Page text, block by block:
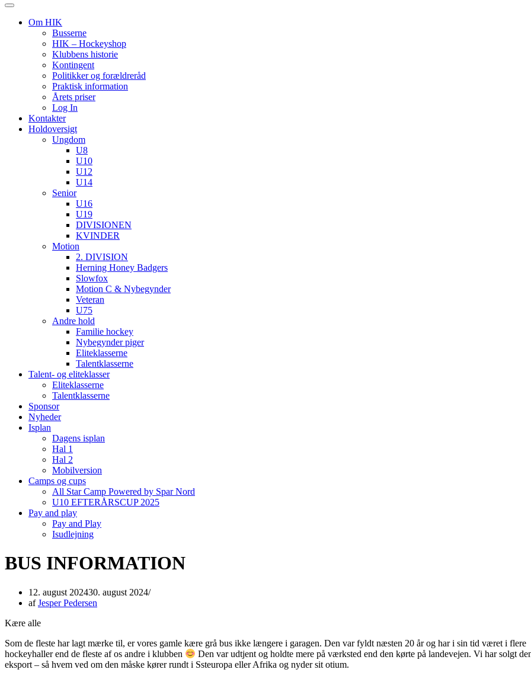
Om HIK
Busserne
HIK – Hockeyshop
Klubbens historie
Kontingent
Politikker og forældreråd
Praktisk information
Årets priser
Log In
Kontakter
Holdoversigt
Ungdom
U8
U10
U12
U14
Senior
U16
U19
DIVISIONEN
KVINDER
Motion
2. DIVISION
Herning Honey Badgers
Slowfox
Motion C & Nybegynder
Veteran
U75
Andre hold
Familie hockey
Nybegynder piger
Eliteklasserne
Talentklasserne
Talent- og eliteklasser
Eliteklasserne
Talentklasserne
Sponsor
Nyheder
Isplan
Dagens isplan
Hal 1
Hal 2
Mobilversion
Camps og cups
All Star Camp Powered by Spar Nord
U10 EFTERÅRSCUP 2025
Pay and play
Pay and Play
Isudlejning
BUS INFORMATION
12. august 202430. august 2024
afJesper Pedersen
Kære alle
Som de fleste har lagt mærke til, er vores gamle kære grå bus ikke længere i garagen. Den var fyldt næsten 20 år og har i sin tid været i flere
hockeyhaller end de fleste af os andre i klubben
Den var udtjent og holdte mere på værksted end den kørte på landevejen. Vi har solgt
eksport – så hvem ved om den måske kører rundt i Ssteuropa eller Afrika og nyder sit otium.